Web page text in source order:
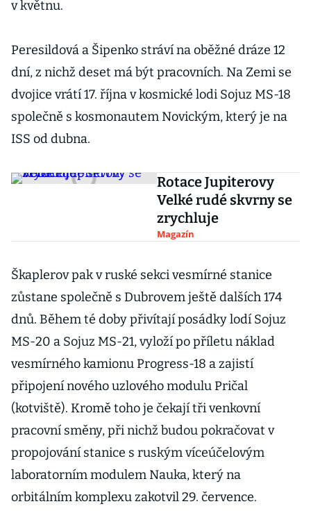
v květnu.
Peresildová a Šipenko stráví na oběžné dráze 12
dní, z nichž deset má být pracovních. Na Zemi se
dvojice vrátí 17. října v kosmické lodi Sojuz MS-18
společně s kosmonautem Novickým, který je na
ISS od dubna.
Rotace Jupiterovy
Velké rudé skvrny se
zrychluje
Magazín
Škaplerov pak v ruské sekci vesmírné stanice
zůstane společně s Dubrovem ještě dalších 174
dnů. Během té doby přivítají posádky lodí Sojuz
MS-20 a Sojuz MS-21, vyloží po příletu náklad
vesmírného kamionu Progress-18 a zajistí
připojení nového uzlového modulu Pričal
(kotviště). Kromě toho je čekají tři venkovní
pracovní směny, při nichž budou pokračovat v
propojování stanice s ruským víceúčelovým
laboratorním modulem Nauka, který na
orbitálním komplexu zakotvil 29. července.